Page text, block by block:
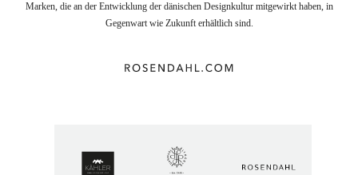
Marken, die an der Entwicklung der dänischen Designkultur mitgewirkt haben, in
Gegenwart wie Zukunft erhältlich sind.